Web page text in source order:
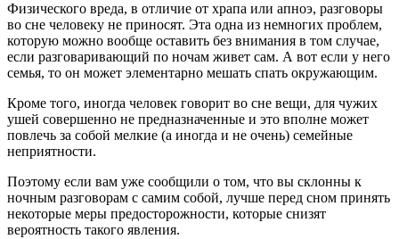
Физического вреда, в отличие от храпа или апноэ, разговоры
во сне человеку не приносят. Эта одна из немногих проблем,
которую можно вообще оставить без внимания в том случае,
если разговаривающий по ночам живет сам. А вот если у него
семья, то он может элементарно мешать спать окружающим.
Кроме того, иногда человек говорит во сне вещи, для чужих
ушей совершенно не предназначенные и это вполне может
повлечь за собой мелкие (а иногда и не очень) семейные
неприятности.
Поэтому если вам уже сообщили о том, что вы склонны к
ночным разговорам с самим собой, лучше перед сном принять
некоторые меры предосторожности, которые снизят
вероятность такого явления.